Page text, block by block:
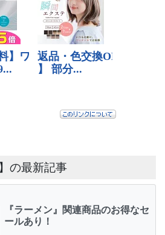
の最新記事
『ラーメン』関連商品のお得なセ
ールあり！